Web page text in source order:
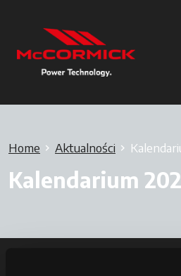
Home Aktualności
Kalendarium